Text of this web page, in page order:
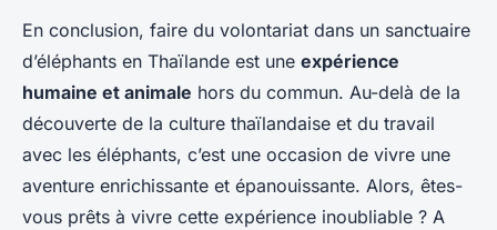
En conclusion, faire du volontariat dans un sanctuaire
d’éléphants en Thaïlande est une expérience
humaine et animale hors du commun. Au-delà de la
découverte de la culture thaïlandaise et du travail
avec les éléphants, c’est une occasion de vivre une
aventure enrichissante et épanouissante. Alors, êtes-
vous prêts à vivre cette expérience inoubliable ? A